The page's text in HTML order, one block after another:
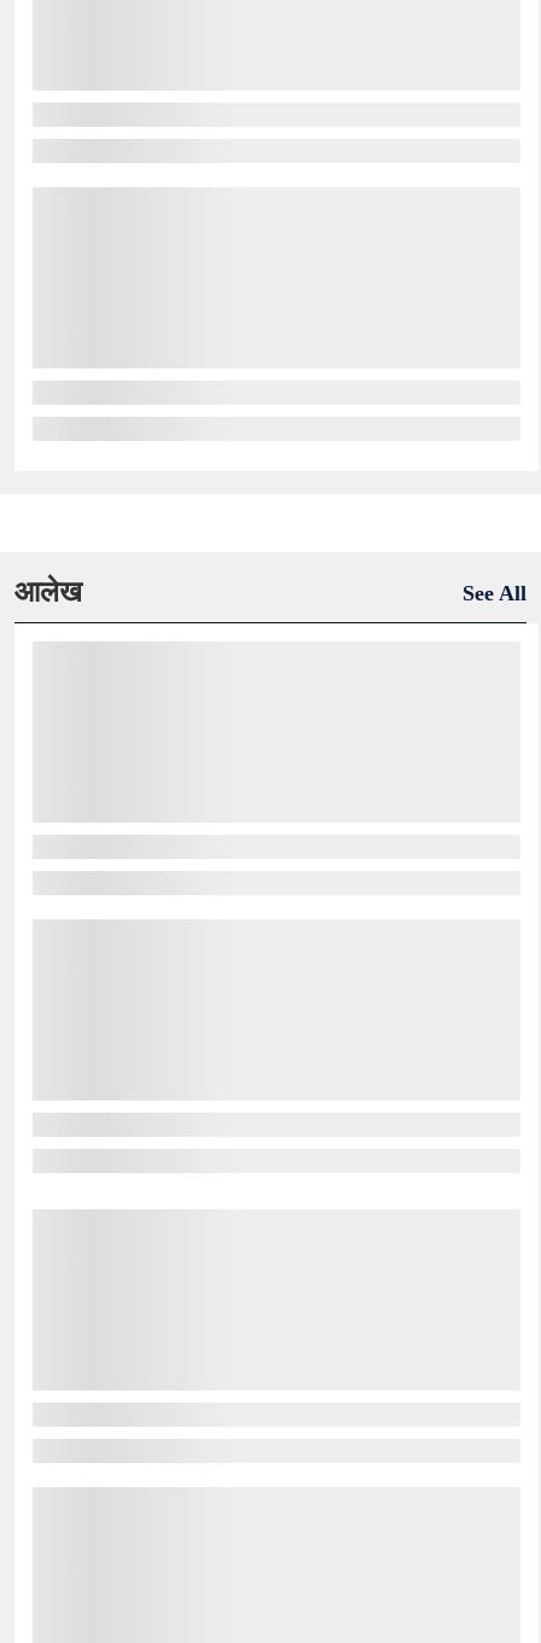
आलेख See All